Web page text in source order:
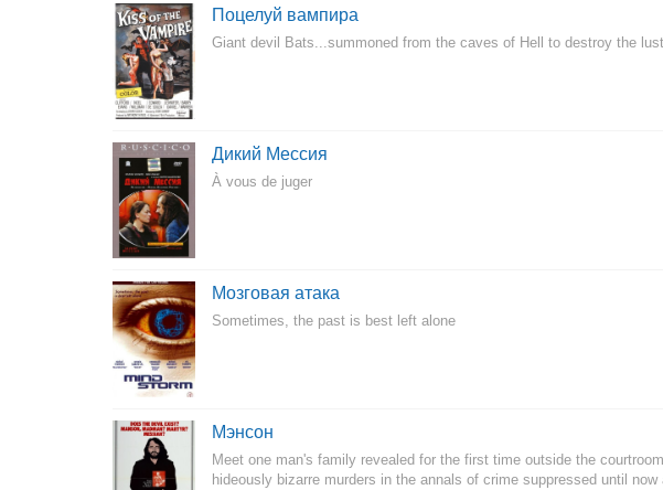
Поцелуй вампира
Giant devil Bats...summoned from the caves of Hell to destroy the
Дикий Мессия
À vous de juger
Мозговая атака
Sometimes, the past is best left alone
Мэнсон
Meet one man's family revealed for the first time outside the
hideously bizarre murders in the annals of crime suppressed until